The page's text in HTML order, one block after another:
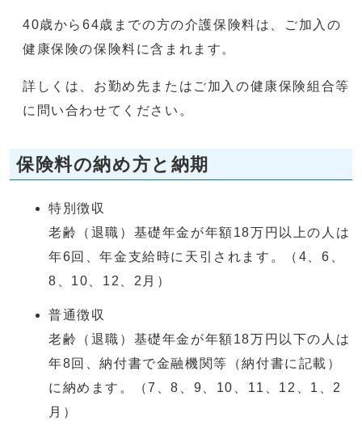
40歳から64歳までの方の介護保険料は、ご加入の
健康保険の保険料に含まれます。
詳しくは、お勤め先またはご加入の健康保険組合等
に問い合わせてください。
保険料の納め方と納期
特別徴収
老齢（退職）基礎年金が年額18万円以上の人は
年6回、年金支給時に天引されます。（4、6、
8、10、12、2月）
普通徴収
老齢（退職）基礎年金が年額18万円以下の人は
年8回、納付書で金融機関等（納付書に記載）
に納めます。（7、8、9、10、11、12、1、2
月）